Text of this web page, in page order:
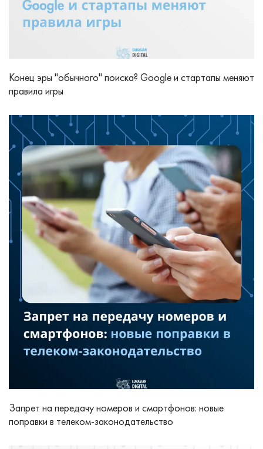
Конец эры "обычного" поиска? Google и стартапы меняют
правила игры
Запрет на передачу номеров и смартфонов: новые
поправки в телеком‑законодательство